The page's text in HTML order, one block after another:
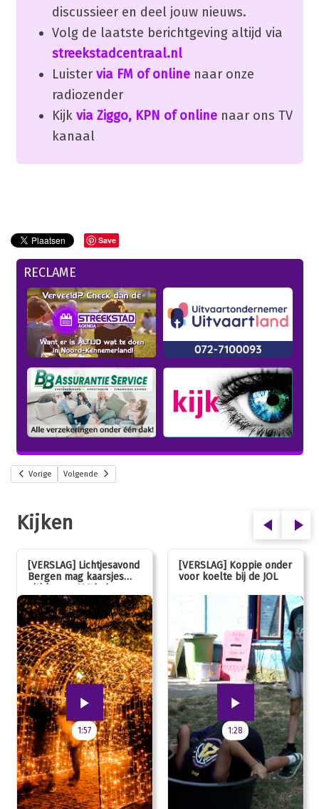
discussieer en deel jouw nieuws.
Volg de laatste berichtgeving altijd via
streekstadcentraal.nl
Luister via FM of onlinenaar onze
radiozender
Kijk via Ziggo, KPN of onlinenaar ons TV
kanaal
Save
RECLAME
Vorige Volgende
Kijken
[VERSLAG] Lichtjesavond
Bergen mag kaarsjes
uitblazen: 100 jarig
jubileum!
1:57
[VERSLAG] Koppie onder
voor koelte bij de JOL
1:28